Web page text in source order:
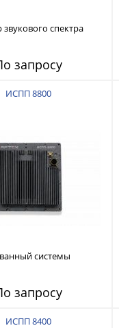
звукового спектра
Systems FFT
запросу
ИСПП 8800
системы
помех RFТех
запросу
ИСПП 8400